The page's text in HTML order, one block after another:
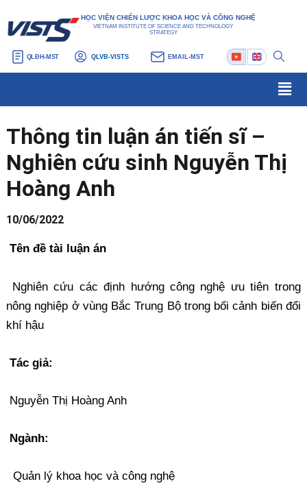
tới
nội
dung
HỌC VIỆN CHIẾN LƯỢC KHOA HỌC VÀ CÔNG NGHỆ
VIETNAM INSTITUTE OF SCIENCE AND TECHNOLOGY
STRATEGY
QLĐH-MST QLVB-VISTS EMAIL-MST
Thông tin luận án tiến sĩ –
Nghiên cứu sinh Nguyễn Thị
Hoàng Anh
10/06/2022
Tên đề tài luận án
Nghiên cứu các định hướng công nghệ ưu tiên trong
nông nghiệp ở vùng Bắc Trung Bộ trong bối cảnh biến đổi
khí hậu
Tác giả:
Nguyễn Thị Hoàng Anh
Ngành:
Quản lý khoa học và công nghệ
hướng
bài
viết